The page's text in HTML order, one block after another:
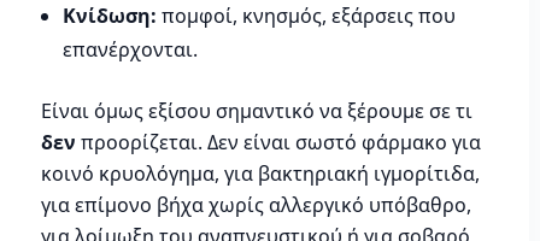
Κνίδωση: πομφοί, κνησμός, εξάρσεις που
επανέρχονται.
Είναι όμως εξίσου σημαντικό να ξέρουμε σε τι
δεν προορίζεται. Δεν είναι σωστό φάρμακο για
κοινό κρυολόγημα, για βακτηριακή ιγμορίτιδα,
για επίμονο βήχα χωρίς αλλεργικό υπόβαθρο,
για λοίμωξη του αναπνευστικού ή για σοβαρό